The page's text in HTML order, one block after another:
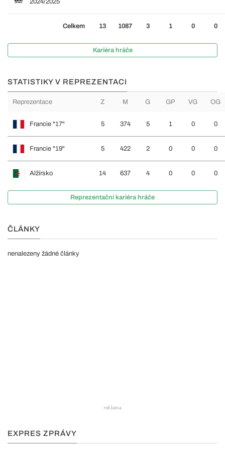
2024/2025
Celkem 13 1087 3 1 0 0
Kariéra hráče
STATISTIKY V REPREZENTACI
Reprezentace Z M G GP VG OG
Francie "17" 5 374 5 1 0 0
Francie "19" 5 422 2 0 0 0
Alžírsko 14 637 4 0 0 0
Reprezentační kariéra hráče
ČLÁNKY
nenalezeny žádné články
EXPRES ZPRÁVY